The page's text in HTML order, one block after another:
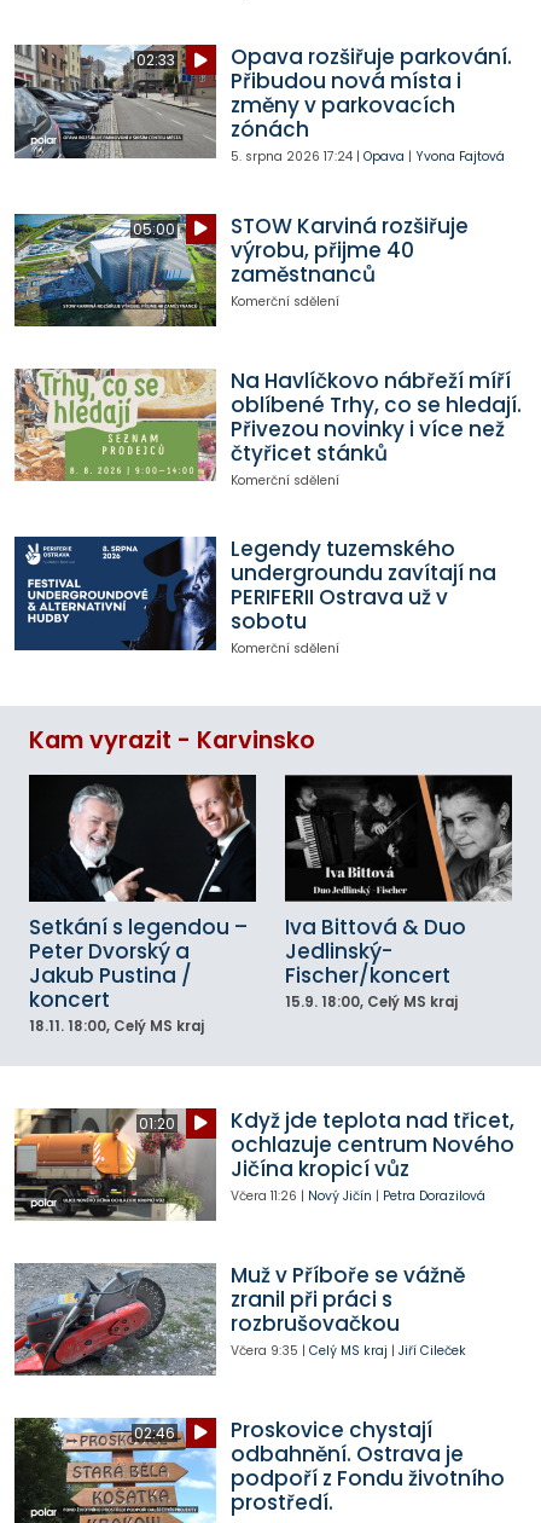
02:33
Opava rozšiřuje parkování.
Přibudou nová místa i
změny v parkovacích
zónách
5. srpna 2026 17:24| Opava | Yvona Fajtová
05:00
STOW Karviná rozšiřuje
výrobu, přijme 40
zaměstnanců
Komerční sdělení
Na Havlíčkovo nábřeží míří
oblíbené Trhy, co se hledají.
Přivezou novinky i více než
čtyřicet stánků
Komerční sdělení
Legendy tuzemského
undergroundu zavítají na
PERIFERII Ostrava už v
sobotu
Komerční sdělení
Kam vyrazit - Karvinsko
Setkání s legendou –
Peter Dvorský a
Jakub Pustina /
koncert
18.11. 18:00, Celý MS kraj
Iva Bittová & Duo
Jedlinský-
Fischer/koncert
15.9. 18:00, Celý MS kraj
01:20
Když jde teplota nad třicet,
ochlazuje centrum Nového
Jičína kropicí vůz
Včera 11:26 | Nový Jičín | Petra Dorazilová
Muž v Příboře se vážně
zranil při práci s
rozbrušovačkou
Včera 9:35 | Celý MS kraj | Jiří Cileček
02:46
Proskovice chystají
odbahnění. Ostrava je
podpoří z Fondu životního
prostředí.